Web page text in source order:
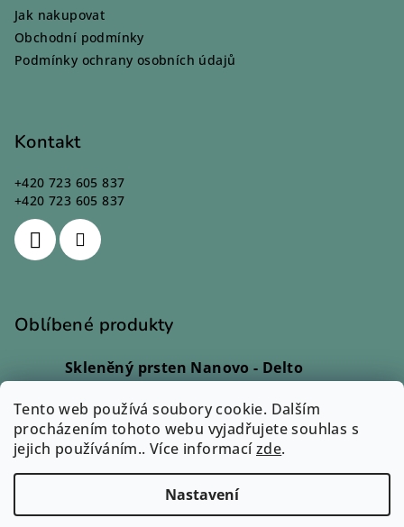
Tento web používá soubory cookie. Dalším
procházením tohoto webu vyjadřujete souhlas s
jejich používáním.. Více informacízde.
Nastavení
Jak nakupovat
Obchodní podmínky
Podmínky ochrany osobních údajů
Kontakt
+420 723 605 837
+420 723 605 837
Oblíbené produkty
Skleněný prsten Nanovo - Delto
Skleněný prsten - Lio
Hodnocení produktu je 5 z 5 hvězdiček.
| Monika Svobodová
Skleněný prsten - Rono
Hodnocení produktu je 5 z 5 hvězdiček.
Ilona Dvořáková